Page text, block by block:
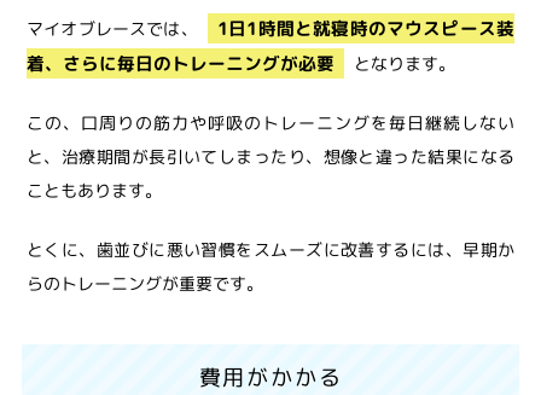
マイオブレースでは、
1日1時間と就寝時のマウスピース装
着、さらに毎日のトレーニングが必要
となります。
この、口周りの筋力や呼吸のトレーニングを毎日継続しない
と、治療期間が長引いてしまったり、想像と違った結果になる
こともあります。
とくに、歯並びに悪い習慣をスムーズに改善するには、早期か
らのトレーニングが重要です。
費用がかかる